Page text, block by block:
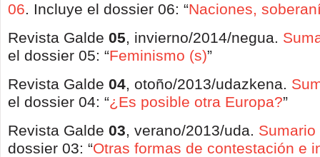
06. Incluye el dossier 06: “Naciones,
Revista Galde 05, invierno/2014/negua.
el dossier 05: “Feminismo (s)”
Revista Galde 04, otoño/2013/udazkena.
el dossier 04: “¿Es posible otra Europa?”
Revista Galde 03, verano/2013/uda. Sumario
dossier 03: “Otras formas de contestación e